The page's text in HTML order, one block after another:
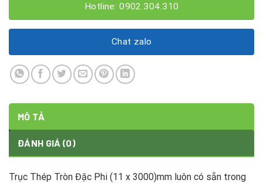
Hotline: 0902.304.310
Chat zalo
MÔ TẢ
ĐÁNH GIÁ (0)
Trục Thép Tròn Đặc Phi (11 x 3000)mm luôn có sẵn trong